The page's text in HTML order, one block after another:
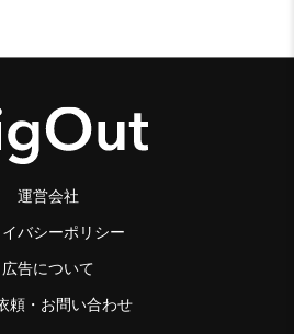
運営会社
バシーポリシー
広告について
頼・お問い合わせ